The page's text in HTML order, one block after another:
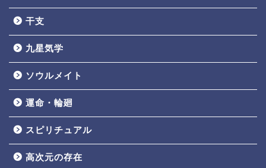
干支
九星気学
ソウルメイト
運命・輪廻
スピリチュアル
高次元の存在